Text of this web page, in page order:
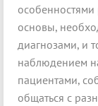
особенностями
основы,
диагнозами, и
наблюдением
пациентами,
общаться с